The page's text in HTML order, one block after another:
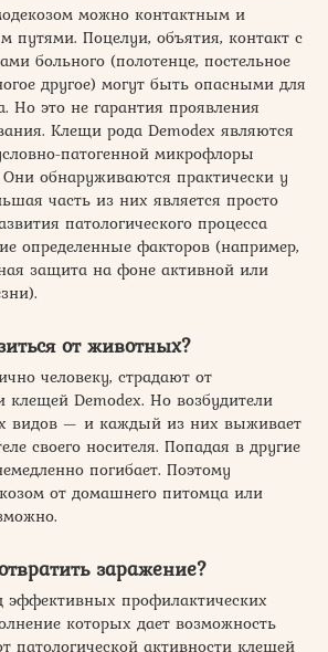
можно контактным и
путями. Поцелуи, объятия, контакт с
больного (полотенце, постельное
другое) могут быть опасными для
Но это не гарантия проявления
Клещи рода Demodex являются
патогенной микрофлоры
обнаруживаются практически у
часть из них является просто
патологического процесса
определенные факторов (например,
защита на фоне активной или
от животных?
человеку, страдают от
клещей Demodex. Но возбудители
видов — и каждый из них выживает
своего носителя. Попадая в другие
погибает. Поэтому
от домашнего питомца или
заражение?
эффективных профилактических
которых дает возможность
патологической активности клещей